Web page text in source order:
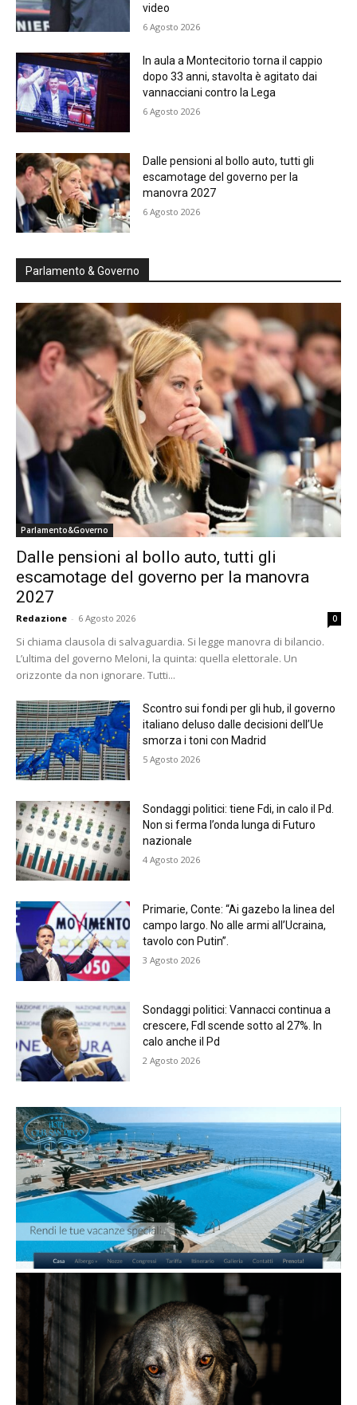
video
6 Agosto 2026
In aula a Montecitorio torna il cappio
dopo 33 anni, stavolta è agitato dai
vannacciani contro la Lega
6 Agosto 2026
Dalle pensioni al bollo auto, tutti gli
escamotage del governo per la
manovra 2027
6 Agosto 2026
Parlamento & Governo
Parlamento&Governo
Dalle pensioni al bollo auto, tutti gli
escamotage del governo per la manovra
2027
Redazione - 6 Agosto 2026 0
Si chiama clausola di salvaguardia. Si legge manovra di bilancio.
L’ultima del governo Meloni, la quinta: quella elettorale. Un
orizzonte da non ignorare. Tutti...
Scontro sui fondi per gli hub, il governo
italiano deluso dalle decisioni dell’Ue
smorza i toni con Madrid
5 Agosto 2026
Sondaggi politici: tiene Fdi, in calo il Pd.
Non si ferma l’onda lunga di Futuro
nazionale
4 Agosto 2026
Primarie, Conte: “Ai gazebo la linea del
campo largo. No alle armi all’Ucraina,
tavolo con Putin”.
3 Agosto 2026
Sondaggi politici: Vannacci continua a
crescere, FdI scende sotto al 27%. In
calo anche il Pd
2 Agosto 2026